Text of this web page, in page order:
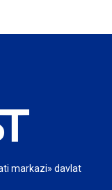
markazi» davlat